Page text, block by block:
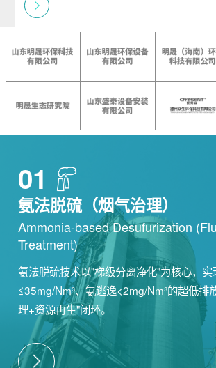
01
氨法脱硫（烟气治理）
Ammonia-based Desufurization
Treatment)
氨法脱硫技术以"梯级分离净化"为核心，实
≤35mg/Nm³、氨逃逸<2mg/Nm³的超低排
理+资源再生"闭环。